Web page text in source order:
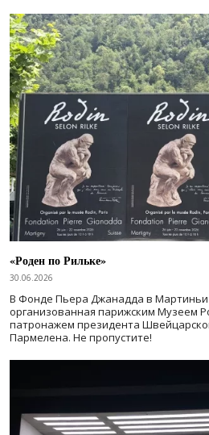
«Роден по Рильке»
30.06.2026
В Фонде Пьера Джанадда в Мартиньи
организованная парижским Музеем
патронажем президента
Пармелена. Не пропустите!